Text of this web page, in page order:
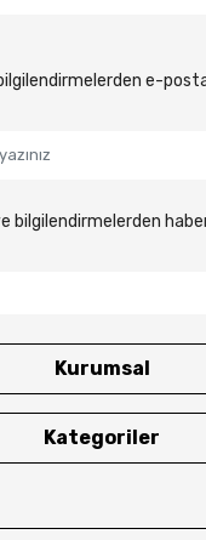
e-
bilgilendirmelerden
Kurumsal
Kategoriler